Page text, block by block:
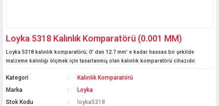
Loyka 5318 Kalınlık Komparatörü (0.001 MM)
Loyka 5318 kalınlık komparatörü; 0' dan 12.7 mm' e kadar hassas bir şekilde
malzeme kalınlığı ölçmek için tasarlanmış olan kalınlık komparatörü cihazıdır.
Kategori
Kalınlık Komparatörü
Marka
Loyka
Stok Kodu
loyka5318